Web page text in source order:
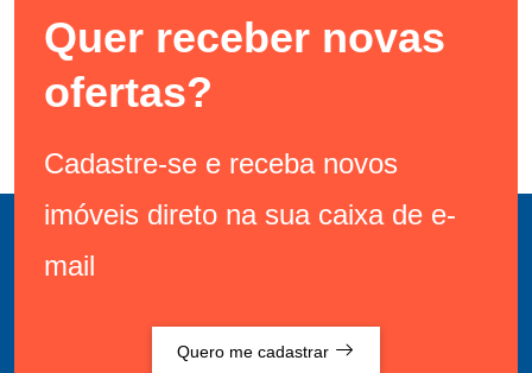
Quer receber novas
ofertas?
Cadastre-se e receba novos
imóveis direto na sua caixa de e-
mail
Quero me cadastrar